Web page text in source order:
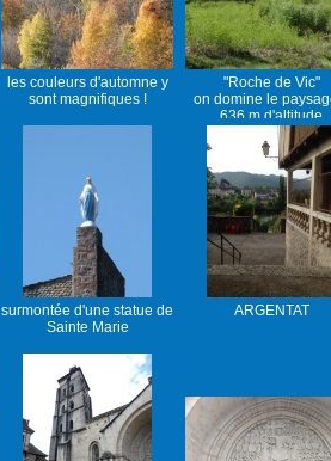
les couleurs d'automne y
sont magnifiques !
"Roche de Vic"
on domine le
636 m d'altitude
surmontée d'une statue de
Sainte Marie
ARGENTAT